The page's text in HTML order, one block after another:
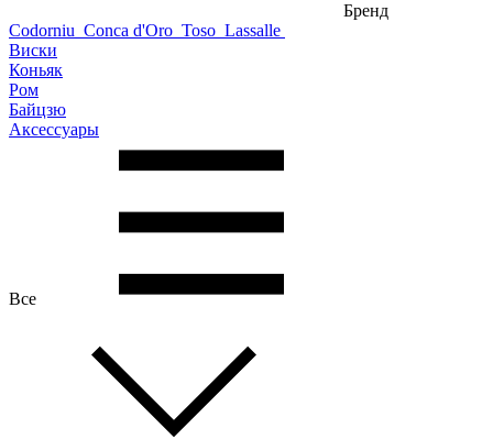
Бренд
Codorniu Conca d'Oro Toso Lassalle
Виски
Коньяк
Ром
Байцзю
Аксессуары
Все